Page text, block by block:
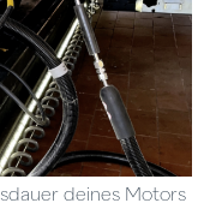
deines Motors